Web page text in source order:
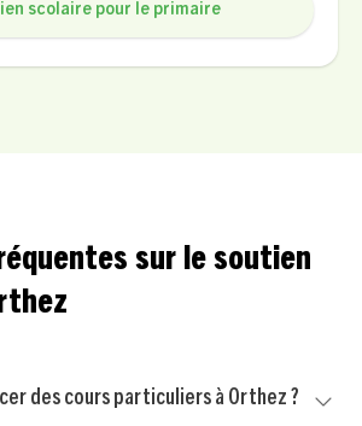
scolaire pour le primaire
sur le soutien
des cours particuliers à Orthez ?